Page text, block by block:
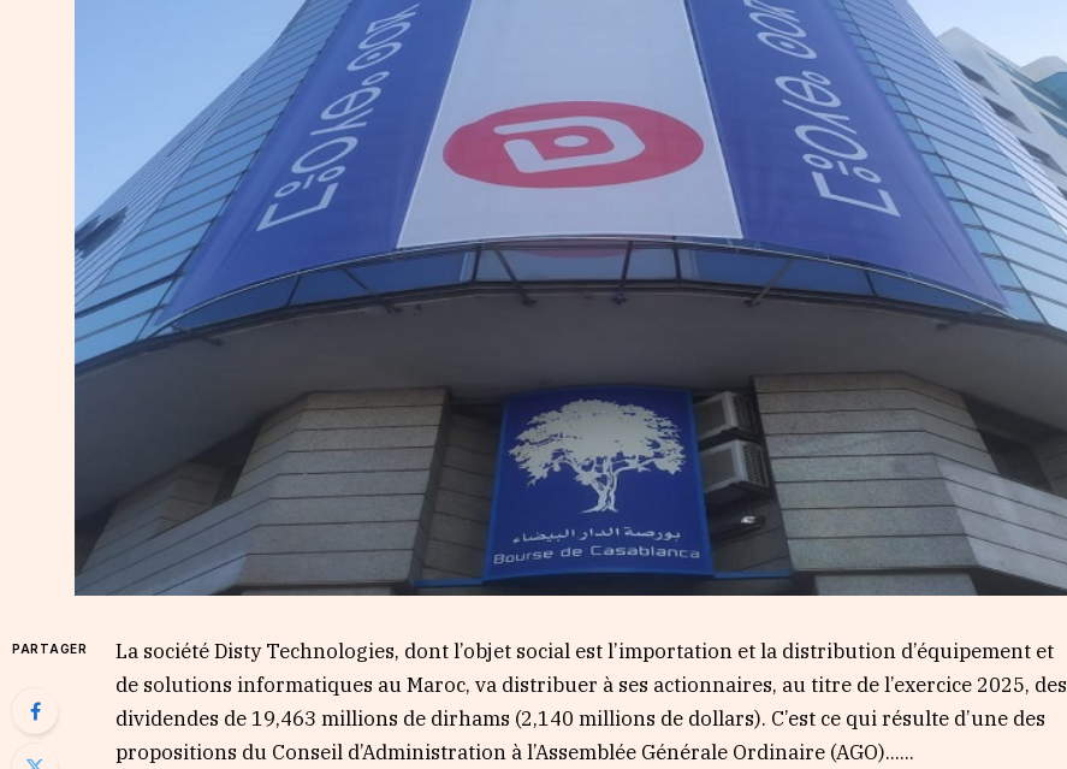
PARTAGER
La société Disty Technologies, dont l’objet social est l’importation et la distribution d’équipement et
de solutions informatiques au Maroc, va distribuer à ses actionnaires, au titre de l’exercice 2025, des
dividendes de 19,463 millions de dirhams (2,140 millions de dollars). C’est ce qui résulte d’une des
propositions du Conseil d’Administration à l’Assemblée Générale Ordinaire (AGO)…...